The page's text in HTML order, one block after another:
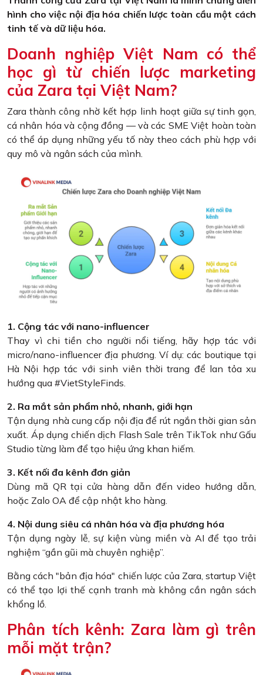
hình cho việc nội địa hóa chiến lược toàn cầu một cách
tinh tế và dữ liệu hóa.
Doanh nghiệp Việt Nam có thể
học gì từ chiến lược marketing
của Zara tại Việt Nam?
Zara thành công nhờ kết hợp linh hoạt giữa sự tinh gọn,
cá nhân hóa và cộng đồng — và các SME Việt hoàn toàn
có thể áp dụng những yếu tố này theo cách phù hợp với
quy mô và ngân sách của mình.
1. Cộng tác với nano-influencer
Thay vì chi tiền cho người nổi tiếng, hãy hợp tác với
micro/nano-influencer địa phương. Ví dụ: các boutique tại
Hà Nội hợp tác với sinh viên thời trang để lan tỏa xu
hướng qua #VietStyleFinds.
2. Ra mắt sản phẩm nhỏ, nhanh, giới hạn
Tận dụng nhà cung cấp nội địa để rút ngắn thời gian sản
xuất. Áp dụng chiến dịch Flash Sale trên TikTok như Gấu
Studio từng làm để tạo hiệu ứng khan hiếm.
3. Kết nối đa kênh đơn giản
Dùng mã QR tại cửa hàng dẫn đến video hướng dẫn,
hoặc Zalo OA để cập nhật kho hàng.
4. Nội dung siêu cá nhân hóa và địa phương hóa
Tận dụng ngày lễ, sự kiện vùng miền và AI để tạo trải
nghiệm “gần gũi mà chuyên nghiệp”.
Bằng cách "bản địa hóa" chiến lược của Zara, startup Việt
có thể tạo lợi thế cạnh tranh mà không cần ngân sách
khổng lồ.
Phân tích kênh: Zara làm gì trên
mỗi mặt trận?